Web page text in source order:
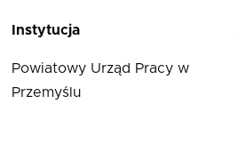
Instytucja
Powiatowy Urząd Pracy w
Przemyślu